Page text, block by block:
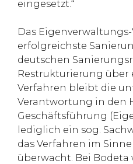
eingesetzt.“
Das
erfolgreichste
deutschen
Restrukturierung über
Verfahren bleibt die
Verantwortung in den
Geschäftsführung
lediglich ein sog.
das Verfahren im
überwacht. Bei Bodeta